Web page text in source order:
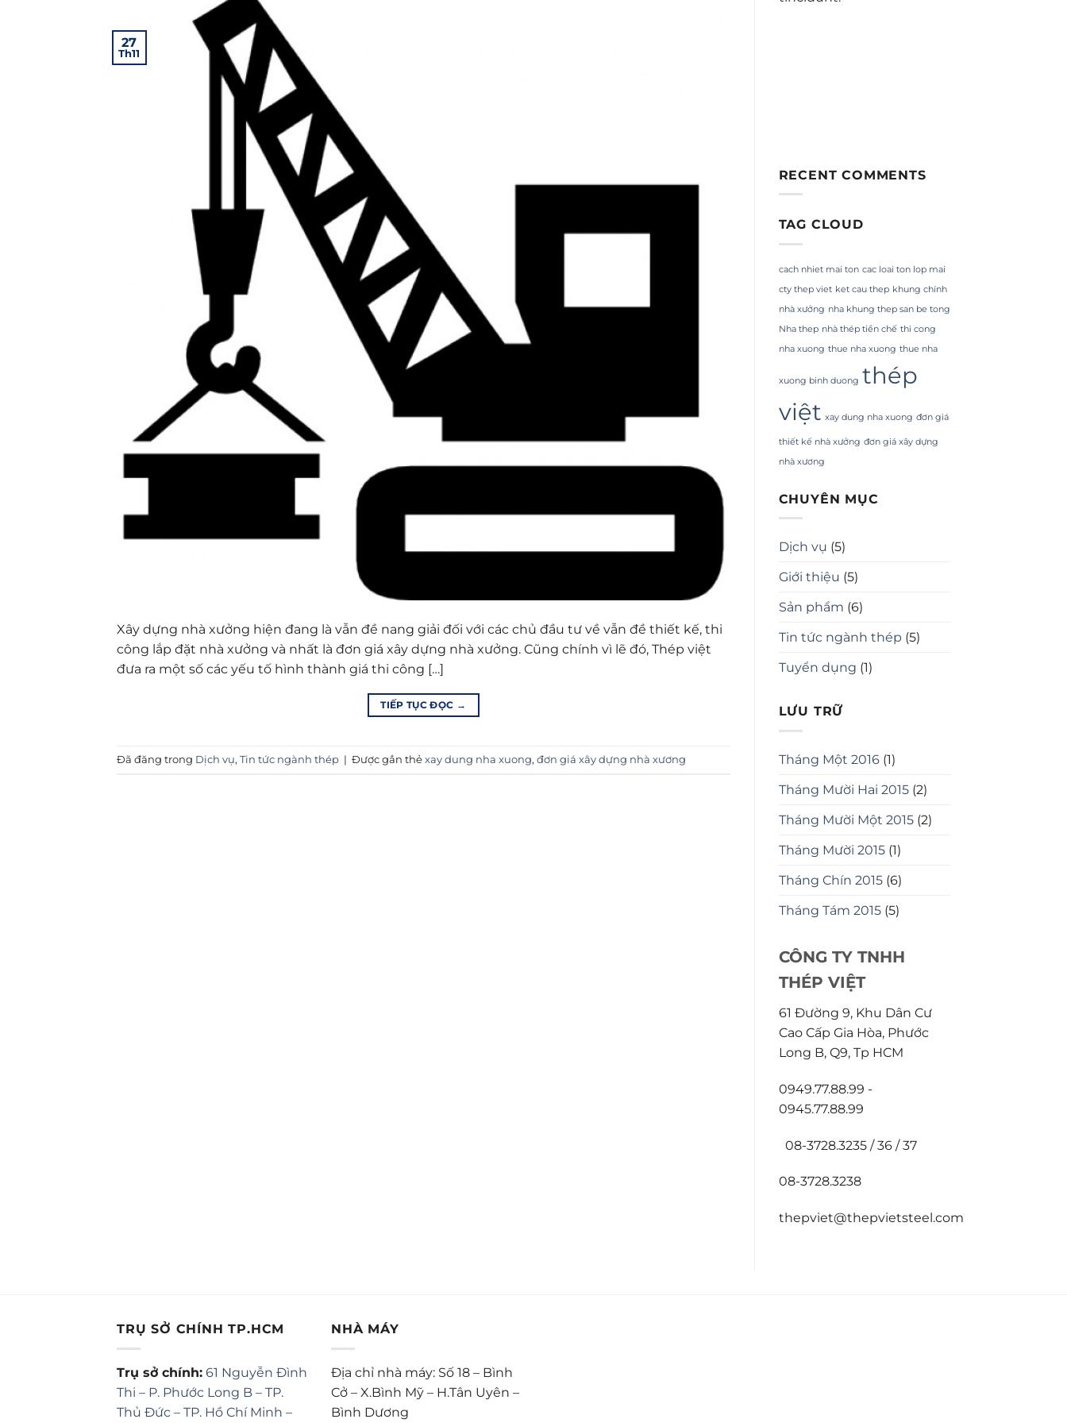
27
Th11
Xây dựng nhà xưởng hiện đang là vẫn đề nang giải đối với các chủ đầu tư về vẫn đề thiết kế, thi
công lắp đặt nhà xưởng và nhất là đơn giá xây dựng nhà xưởng. Cũng chính vì lẽ đó, Thép việt
đưa ra một số các yếu tố hình thành giá thi công […]
TIẾP TỤC ĐỌC →
Đã đăng trong Dịch vụ, Tin tức ngành thép | Được gắn thẻ xay dung nha xuong, đơn giá xây dựng nhà xương
RECENT COMMENTS
TAG CLOUD
cach nhiet mai ton cac loai ton lop mai
cty thep viet ket cau thep khung chính
nhà xưởng nha khung thep san be tong
Nha thep nhà thép tiền chế thi cong
nha xuong thue nha xuong thue nha
xuong binh duong thép
việt xay dung nha xuong đơn giá
thiết kế nhà xưởng đơn giá xây dựng
nhà xương
CHUYÊN MỤC
Dịch vụ (5)
Giới thiệu (5)
Sản phẩm (6)
Tin tức ngành thép (5)
Tuyển dụng (1)
LƯU TRỮ
Tháng Một 2016(1)
Tháng Mười Hai 2015(2)
Tháng Mười Một 2015(2)
Tháng Mười 2015(1)
Tháng Chín 2015(6)
Tháng Tám 2015(5)
CÔNG TY TNHH
THÉP VIỆT
61 Đường 9, Khu Dân Cư
Cao Cấp Gia Hòa, Phước
Long B, Q9, Tp HCM
0949.77.88.99 -
0945.77.88.99
08-3728.3235 / 36 / 37
08-3728.3238
thepviet@thepvietsteel.com
TRỤ SỞ CHÍNH TP.HCM
Trụ sở chính: 61 Nguyễn Đình
Thi – P. Phước Long B – TP.
Thủ Đức – TP. Hồ Chí Minh –
NHÀ MÁY
Địa chỉ nhà máy: Số 18 – Bình
Cở – X.Bình Mỹ – H.Tân Uyên –
Bình Dương